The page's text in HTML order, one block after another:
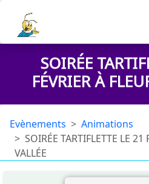
SOIRÉE
FÉVRIER À
Evènements
Animations
SOIRÉE TARTIFLETTE LE 21
VALLÉE